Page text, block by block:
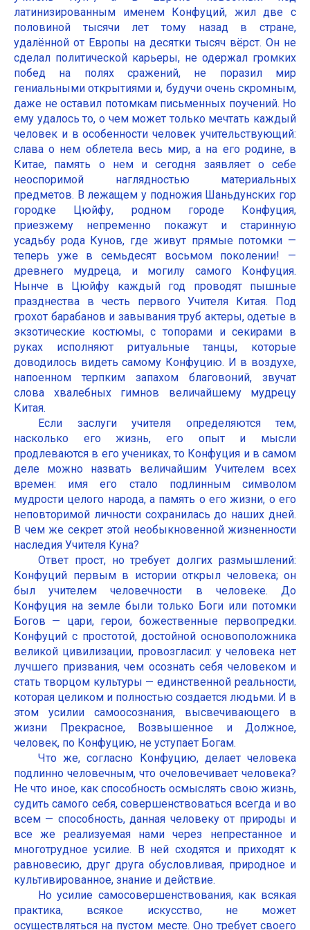
латинизированным именем Конфуций, жил две с
половиной тысячи лет тому назад в стране,
удалённой от Европы на десятки тысяч вёрст. Он не
сделал политической карьеры, не одержал громких
побед на полях сражений, не поразил мир
гениальными открытиями и, будучи очень скромным,
даже не оставил потомкам письменных поучений. Но
ему удалось то, о чем может только мечтать каждый
человек и в особенности человек учительствующий:
слава о нем облетела весь мир, а на его родине, в
Китае, память о нем и сегодня заявляет о себе
неоспоримой наглядностью материальных
предметов. В лежащем у подножия Шаньдунских гор
городке Цюйфу, родном городе Конфуция,
приезжему непременно покажут и старинную
усадьбу рода Кунов, где живут прямые потомки —
теперь уже в семьдесят восьмом поколении! —
древнего мудреца, и могилу самого Конфуция.
Нынче в Цюйфу каждый год проводят пышные
празднества в честь первого Учителя Китая. Под
грохот барабанов и завывания труб актеры, одетые в
экзотические костюмы, с топорами и секирами в
руках исполняют ритуальные танцы, которые
доводилось видеть самому Конфуцию. И в воздухе,
напоенном терпким запахом благовоний, звучат
слова хвалебных гимнов величайшему мудрецу
Китая.
Если заслуги учителя определяются тем,
насколько его жизнь, его опыт и мысли
продлеваются в его учениках, то Конфуция и в самом
деле можно назвать величайшим Учителем всех
времен: имя его стало подлинным символом
мудрости целого народа, а память о его жизни, о его
неповторимой личности сохранилась до наших дней.
В чем же секрет этой необыкновенной жизненности
наследия Учителя Куна?
Ответ прост, но требует долгих размышлений:
Конфуций первым в истории открыл человека; он
был учителем человечности в человеке. До
Конфуция на земле были только Боги или потомки
Богов — цари, герои, божественные первопредки.
Конфуций с простотой, достойной основоположника
великой цивилизации, провозгласил: у человека нет
лучшего призвания, чем осознать себя человеком и
стать творцом культуры — единственной реальности,
которая целиком и полностью создается людьми. И в
этом усилии самоосознания, высвечивающего в
жизни Прекрасное, Возвышенное и Должное,
человек, по Конфуцию, не уступает Богам.
Что же, согласно Конфуцию, делает человека
подлинно человечным, что очеловечивает человека?
Не что иное, как способность осмыслять свою жизнь,
судить самого себя, совершенствоваться всегда и во
всем — способность, данная человеку от природы и
все же реализуемая нами через непрестанное и
многотрудное усилие. В ней сходятся и приходят к
равновесию, друг друга обусловливая, природное и
культивированное, знание и действие.
Но усилие самосовершенствования, как всякая
практика, всякое искусство, не может
осуществляться на пустом месте. Оно требует своего